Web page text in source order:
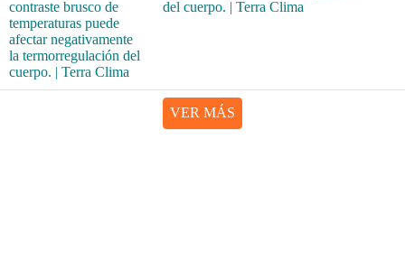
del cuerpo. | Terra Clima
VER MÁS